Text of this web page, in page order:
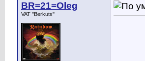
BR=21=Oleg
VAT "Berkuts"